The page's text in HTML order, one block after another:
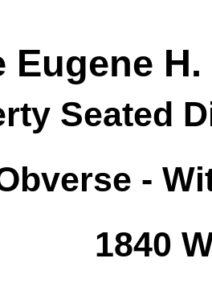
Eugene
Seated
-
1840